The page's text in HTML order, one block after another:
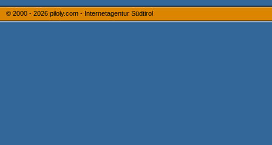
© 2000 - 2026 piloly.com - Internetagentur Südtirol